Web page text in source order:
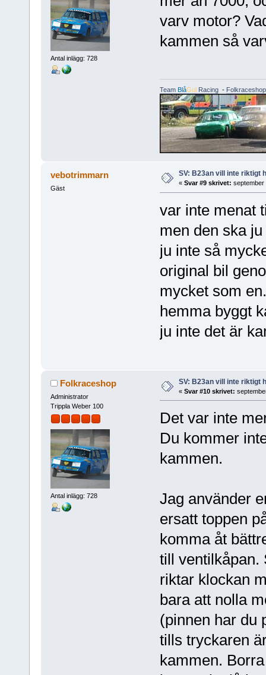
Antal inlägg: 728
varv motor?
kammen så
Team BlåGul Racing- Folkraceshop
vebotrimmarn
Gäst
SV: B23an vill inte riktigt
« Svar #9 skrivet: september
var inte menat
men den ska
ju inte så
original bil
mycket som
hemma byggt
ju inte det är
Folkraceshop
Administrator
Trippla Weber 100
Antal inlägg: 728
SV: B23an vill inte riktigt
« Svar #10 skrivet:
Det var inte
Du kommer
kammen.
Jag använder
ersatt toppen
komma åt
till ventilkåpan.
riktar klockan
bara att nolla
(pinnen har du
tills tryckaren
kammen.